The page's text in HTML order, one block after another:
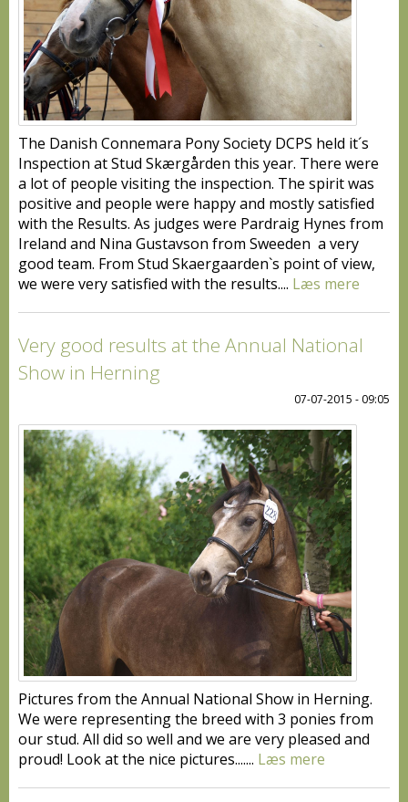
The Danish Connemara Pony Society DCPS held it´s
Inspection at Stud Skærgården this year. There were
a lot of people visiting the inspection. The spirit was
positive and people were happy and mostly satisfied
with the Results. As judges were Pardraig Hynes from
Ireland and Nina Gustavson from Sweeden a very
good team. From Stud Skaergaarden`s point of view,
we were very satisfied with the results.... Læs mere
Very good results at the Annual National
Show in Herning
07-07-2015 - 09:05
Pictures from the Annual National Show in Herning.
We were representing the breed with 3 ponies from
our stud. All did so well and we are very pleased and
proud! Look at the nice pictures....... Læs mere